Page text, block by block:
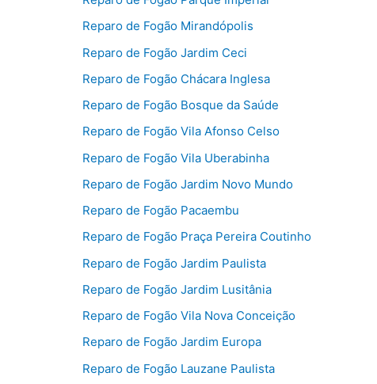
Reparo de Fogão Mirandópolis
Reparo de Fogão Jardim Ceci
Reparo de Fogão Chácara Inglesa
Reparo de Fogão Bosque da Saúde
Reparo de Fogão Vila Afonso Celso
Reparo de Fogão Vila Uberabinha
Reparo de Fogão Jardim Novo Mundo
Reparo de Fogão Pacaembu
Reparo de Fogão Praça Pereira Coutinho
Reparo de Fogão Jardim Paulista
Reparo de Fogão Jardim Lusitânia
Reparo de Fogão Vila Nova Conceição
Reparo de Fogão Jardim Europa
Reparo de Fogão Lauzane Paulista